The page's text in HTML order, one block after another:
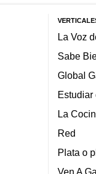
La Voz
Sabe
Global
Estudiar
La
Red
Plata o
Ven A